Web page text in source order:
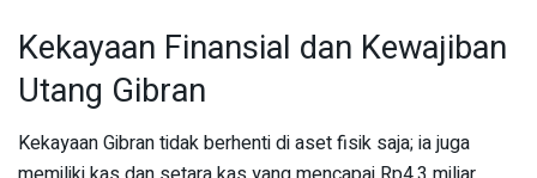
Kekayaan Finansial dan Kewajiban
Utang Gibran
Kekayaan Gibran tidak berhenti di aset fisik saja; ia juga